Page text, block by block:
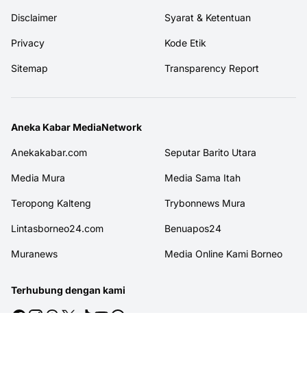
Disclaimer Syarat & Ketentuan
Privacy Kode Etik
Sitemap Transparency Report
Aneka Kabar MediaNetwork
Anekakabar.com Seputar Barito Utara
Media Mura Media Sama Itah
Teropong Kalteng Trybonnews Mura
Lintasborneo24.com Benuapos24
Muranews Media Online Kami Borneo
Terhubung dengan kami